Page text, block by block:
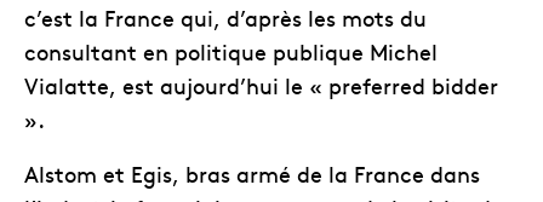
c’est la France qui, d’après les mots du
consultant en politique publique Michel
Vialatte, est aujourd’hui le « preferred bidder
».
Alstom et Egis, bras armé de la France dans